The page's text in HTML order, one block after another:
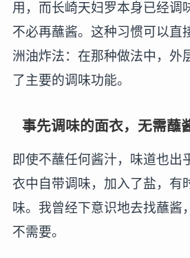
用，而长崎天妇罗本身已经调
不必再蘸酱。这种习惯可以直
洲油炸法：在那种做法中，外
了主要的调味功能。
事先调味的面衣，无需蘸
即使不蘸任何酱汁，味道也出
衣中自带调味，加入了盐，有
味。我曾经下意识地去找蘸酱
不需要。